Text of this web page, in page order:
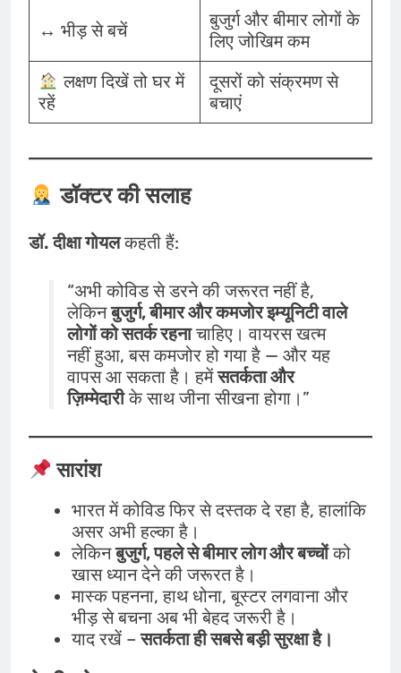
↔️ भीड़ से बचें
बुजुर्ग और बीमार लोगों के
लिए जोखिम कम
लक्षण दिखें तो घर में
रहें
दूसरों को संक्रमण से
बचाएं
डॉक्टर की सलाह
डॉ. दीक्षा गोयलकहती हैं:
“अभी कोविड से डरने की जरूरत नहीं है,
लेकिनबुजुर्ग, बीमार और कमजोर इम्यूनिटी वाले
लोगों को सतर्क रहनाचाहिए। वायरस खत्म
नहीं हुआ, बस कमजोर हो गया है — और यह
वापस आ सकता है। हमेंसतर्कता और
ज़िम्मेदारीके साथ जीना सीखना होगा।”
सारांश
भारत में कोविड फिर से दस्तक दे रहा है, हालांकि
असर अभी हल्का है।
लेकिनबुजुर्ग, पहले से बीमार लोग और बच्चोंको
खास ध्यान देने की जरूरत है।
मास्क पहनना, हाथ धोना, बूस्टर लगवाना और
भीड़ से बचना अब भी बेहद जरूरी है।
याद रखें –सतर्कता ही सबसे बड़ी सुरक्षा है।